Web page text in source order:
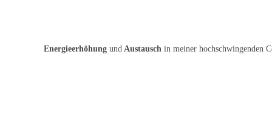
Energieerhöhung und Austausch in meiner hochschwingenden